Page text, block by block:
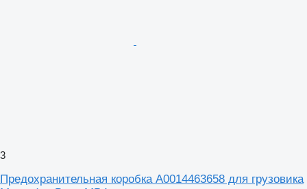
3
Предохранительная коробка A0014463658 для грузовика